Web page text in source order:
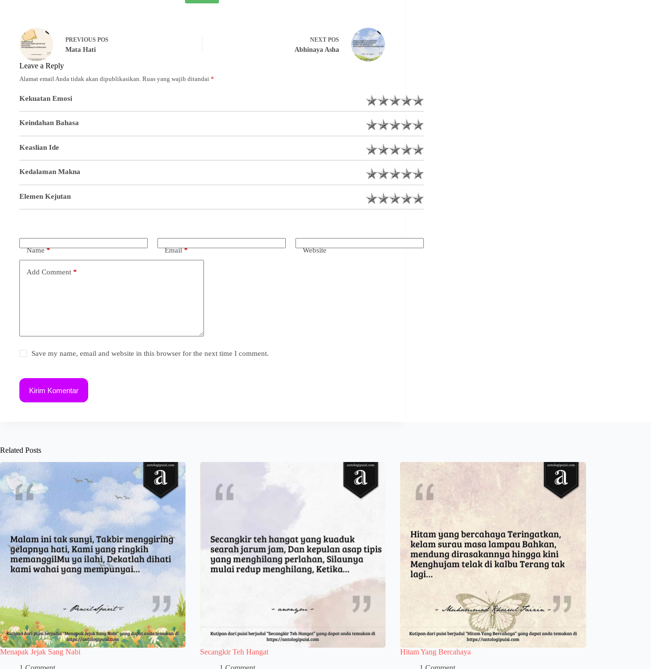
PREVIOUS POS
Mata Hati
NEXT POS
Abhinaya Asha
Leave a Reply
Alamat email Anda tidak akan dipublikasikan. Ruas yang wajib ditandai *
Kekuatan Emosi
Keindahan Bahasa
Keaslian Ide
Kedalaman Makna
Elemen Kejutan
Name* Email* Website
Add Comment *
Save my name, email and website in this browser for the next time I comment.
Kirim Komentar
Related Posts
Menapak Jejak Sang Nabi
Secangkir Teh Hangat
Hitam Yang Bercahaya